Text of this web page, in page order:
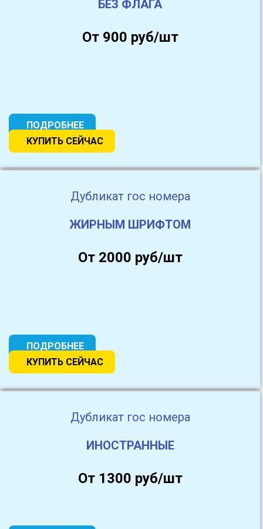
БЕЗ ФЛАГА
От 900 руб/шт
ПОДРОБНЕЕ
КУПИТЬ СЕЙЧАС
Дубликат гос номера
ЖИРНЫМ ШРИФТОМ
От 2000 руб/шт
ПОДРОБНЕЕ
КУПИТЬ СЕЙЧАС
Дубликат гос номера
ИНОСТРАННЫЕ
От 1300 руб/шт